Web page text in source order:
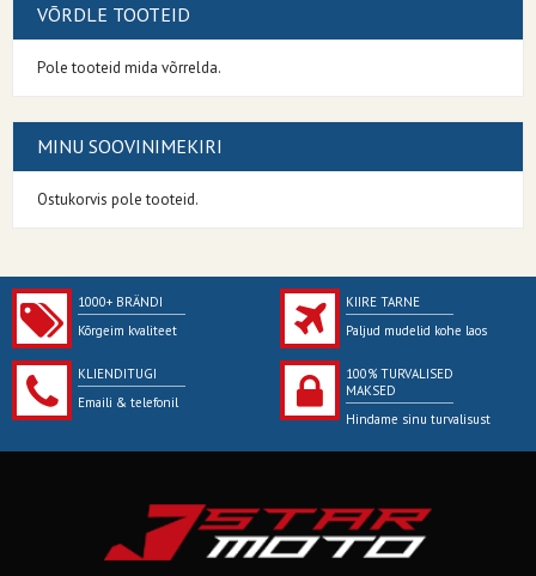
VÕRDLE TOOTEID
Pole tooteid mida võrrelda.
MINU SOOVINIMEKIRI
Ostukorvis pole tooteid.
1000+ BRÄNDI
Kõrgeim kvaliteet
KIIRE TARNE
Paljud mudelid kohe laos
KLIENDITUGI
Emaili & telefonil
100% TURVALISED
MAKSED
Hindame sinu turvalisust